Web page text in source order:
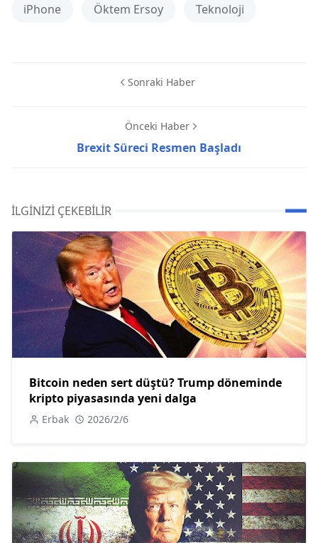
iPhone Öktem Ersoy Teknoloji
Sonraki Haber
Önceki Haber
Brexit Süreci Resmen Başladı
İLGINIZI ÇEKEBILIR
Bitcoin neden sert düştü? Trump döneminde
kripto piyasasında yeni dalga
Erbak 2026/2/6